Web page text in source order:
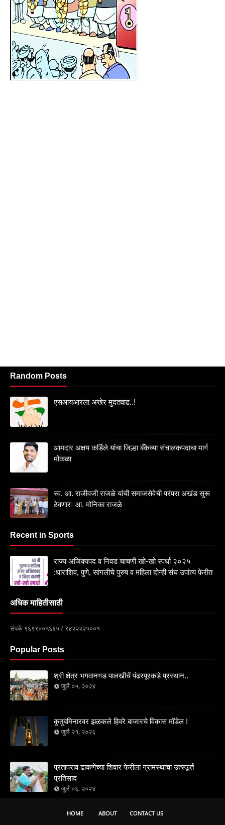
Random Posts
एसआयआरला अखेर मुदतवाढ..!
आमदार अक्षय कर्डिले यांचा जिल्हा बँकेच्या संचालकपदाचा मार्ग
मोकळा
स्व. आ. राजीवजी राजळे यांची समाजसेवेची परंपरा अखंड सुरू
ठेवणारः आ. मोनिका राजळे
Recent in Sports
राज्य अजिंक्यपद व निवड चाचणी खो-खो स्पर्धा २०२५
:धाराशिव, पुणे, सांगलीचे पुरुष व महिला दोन्ही संघ उपांत्य फेरीत
अधिक माहितीसाठी
संपर्क ९६९९००५६६५ / ९४२२२२५००१
Popular Posts
श्री क्षेत्र भगवानगड पालखीचें पंढरपूरकडे प्रस्थान..
जुलै ०५, २०२४
कुतुबमिनारवर झळकले हिवरे बाजारचे विकास मॉडेल !
जुलै २१, २०२६
प्रतापराव ढाकणेंच्या शिवार फेरीला ग्रामस्थांचा उत्स्फूर्त
प्रतिसाद
जुलै ०६, २०२४
HOME ABOUT CONTACT US